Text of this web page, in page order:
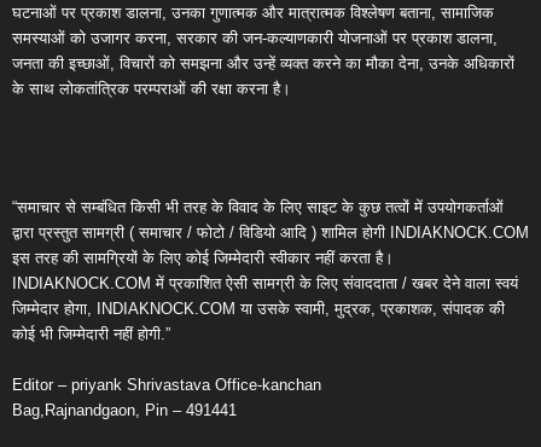
घटनाओं पर प्रकाश डालना, उनका गुणात्मक और मात्रात्मक विश्लेषण बताना, सामाजिक
समस्याओं को उजागर करना, सरकार की जन-कल्याणकारी योजनाओं पर प्रकाश डालना,
जनता की इच्छाओं, विचारों को समझना और उन्हें व्यक्त करने का मौका देना, उनके अधिकारों
के साथ लोकतांत्रिक परम्पराओं की रक्षा करना है।
“समाचार से सम्बंधित किसी भी तरह के विवाद के लिए साइट के कुछ तत्वों में उपयोगकर्ताओं
द्वारा प्रस्तुत सामग्री ( समाचार / फोटो / विडियो आदि ) शामिल होगी INDIAKNOCK.COM
इस तरह की सामग्रियों के लिए कोई जिम्मेदारी स्वीकार नहीं करता है।
INDIAKNOCK.COM में प्रकाशित ऐसी सामग्री के लिए संवाददाता / खबर देने वाला स्वयं
जिम्मेदार होगा, INDIAKNOCK.COM या उसके स्वामी, मुद्रक, प्रकाशक, संपादक की
कोई भी जिम्मेदारी नहीं होगी.”
Editor – priyank Shrivastava Office-kanchan
Bag,Rajnandgaon, Pin – 491441